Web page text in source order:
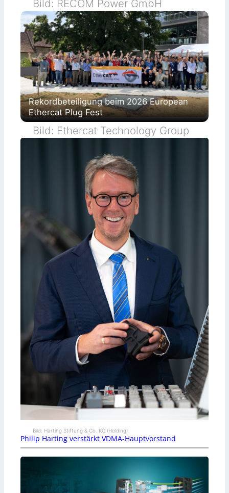
Bild: RECOM Power GmbH
Rekordbeteiligung beim 2026 European
Ethercat Plug Fest
Bild: Ethercat Technology Group
Bild: Harting Stiftung & Co. KG (Holding)
Philip Harting verstärkt VDMA-Hauptvorstand